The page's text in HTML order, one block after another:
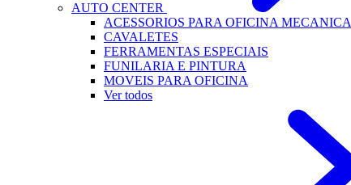
AUTO CENTER
ACESSORIOS PARA OFICINA MECANICA
CAVALETES
FERRAMENTAS ESPECIAIS
FUNILARIA E PINTURA
MOVEIS PARA OFICINA
Ver todos